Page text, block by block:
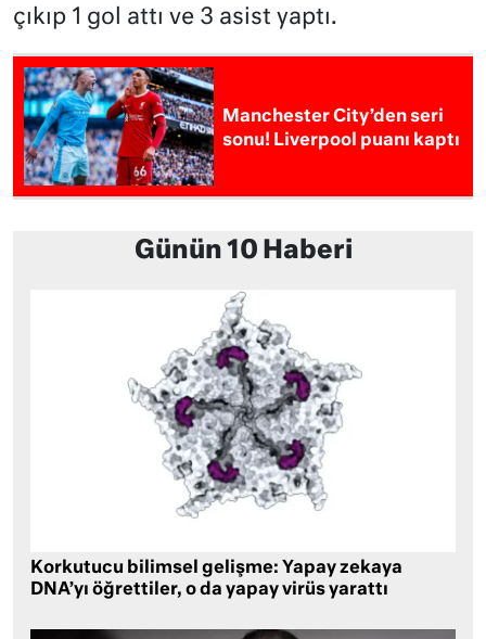
çıkıp 1 gol attı ve 3 asist yaptı.
Manchester City’den seri
sonu! Liverpool puanı kaptı
Günün 10 Haberi
Korkutucu bilimsel gelişme: Yapay zekaya
DNA’yı öğrettiler, o da yapay virüs yarattı